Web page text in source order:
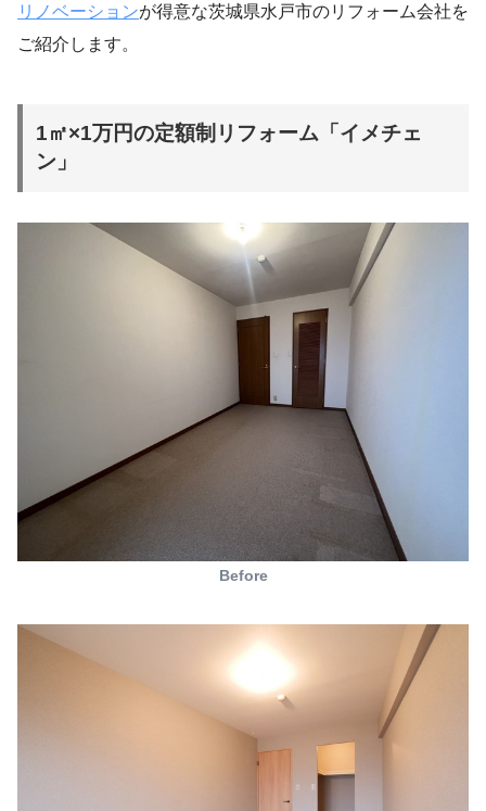
リノベーションが得意な茨城県水戸市のリフォーム会社を
ご紹介します。
1㎡×1万円の定額制リフォーム「イメチェ
ン」
Before